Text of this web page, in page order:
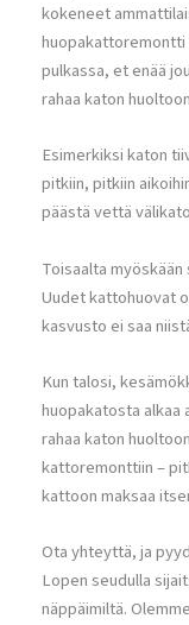
kokeneet
pulkassa, et enää
rahaa katon
Esimerkiksi katon
pitkiin, pitkiin
päästä vettä
Toisaalta
Uudet kattohuovat
kasvusto ei saa
Kun talosi,
huopakatosta alkaa
rahaa katon
kattoremonttiin –
kattoon maksaa
Ota yhteyttä, ja
Lopen seudulla
näppäimiltä.